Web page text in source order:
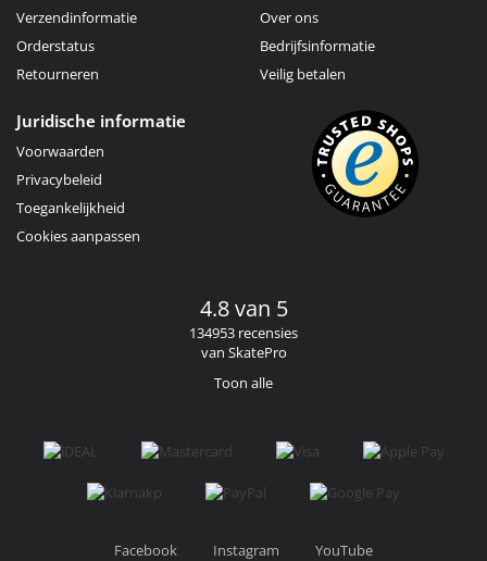
Verzendinformatie
Orderstatus
Retourneren
Over ons
Bedrijfsinformatie
Veilig betalen
Juridische informatie
Voorwaarden
Privacybeleid
Toegankelijkheid
Cookies aanpassen
4.8 van 5
134953 recensies
van SkatePro
Toon alle
Facebook Instagram YouTube